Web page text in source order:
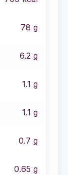
78 g
6.2 g
1.1 g
1.1 g
0.7 g
0.65 g